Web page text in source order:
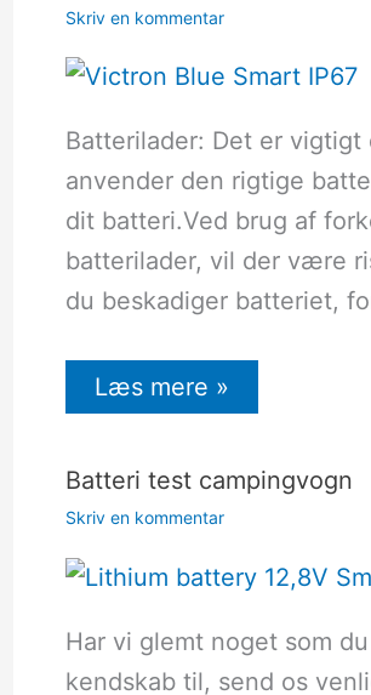
Skriv en kommentar
Batterilader: Det er vigtigt
anvender den rigtige
dit batteri.Ved brug af
batterilader, vil der være
du beskadiger batteriet,
Læs mere »
Batteri test campingvogn
Skriv en kommentar
Har vi glemt noget som
kendskab til, send os